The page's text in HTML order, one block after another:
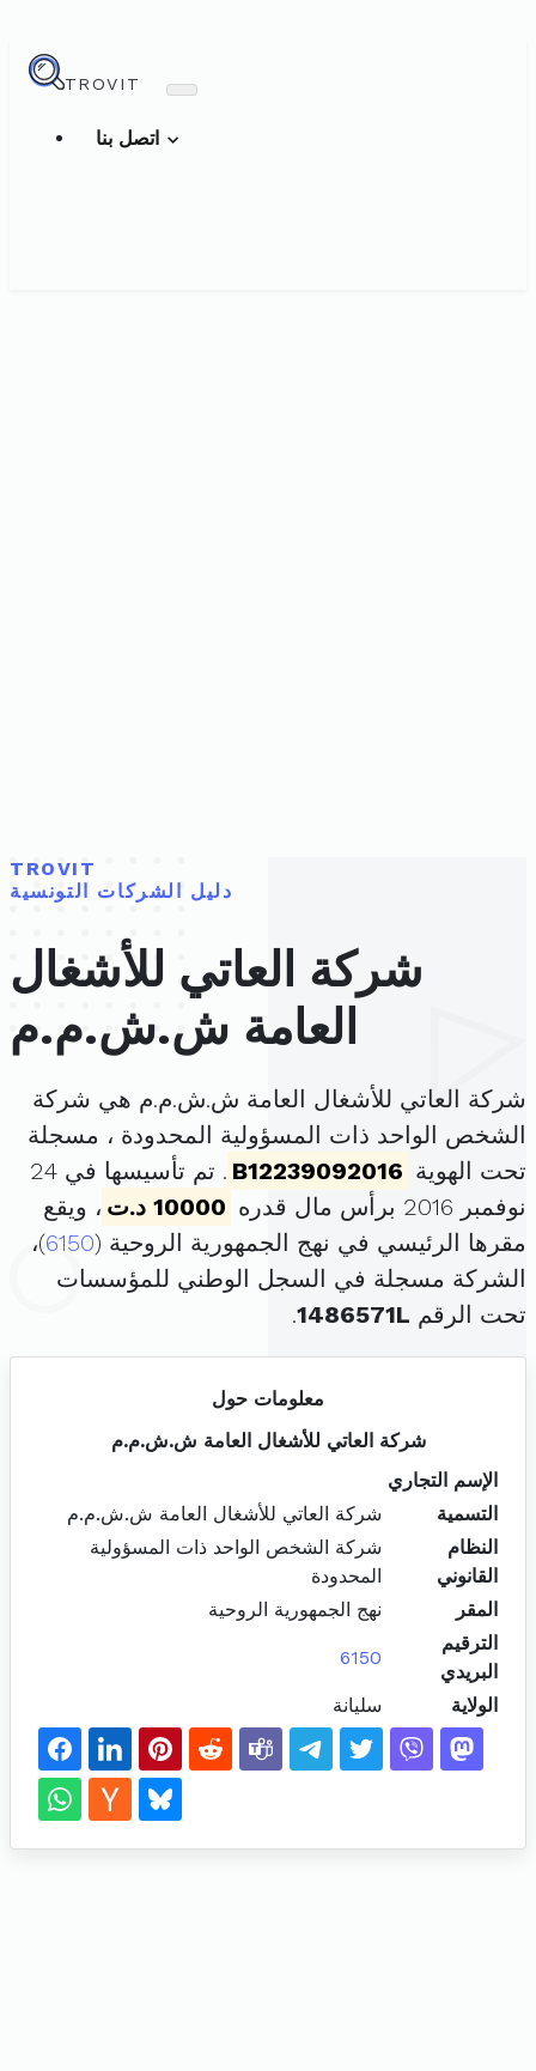
TROVIT
TROVIT
دليل الشركات التونسية
شركة العاتي للأشغال
العامة ش.ش.م.م
شركة العاتي للأشغال العامة ش.ش.م.م هي شركة
الشخص الواحد ذات المسؤولية المحدودة ، مسجلة
تحت الهوية B12239092016
. تم تأسيسها في 24
نوفمبر 2016 برأس مال قدره
10000 د.ت
، ويقع
مقرها الرئيسي في نهج الجمهورية الروحية (6150)،
الشركة مسجلة في السجل الوطني للمؤسسات
تحت الرقم 1486571L
.
معلومات حول
شركة العاتي للأشغال العامة ش.ش.م.م
الإسم التجاري
التسمية
شركة العاتي للأشغال العامة ش.ش.م.م
النظام
القانوني
شركة الشخص الواحد ذات المسؤولية
المحدودة
المقر
نهج الجمهورية الروحية
الترقيم
البريدي
6150
الولاية سليانة